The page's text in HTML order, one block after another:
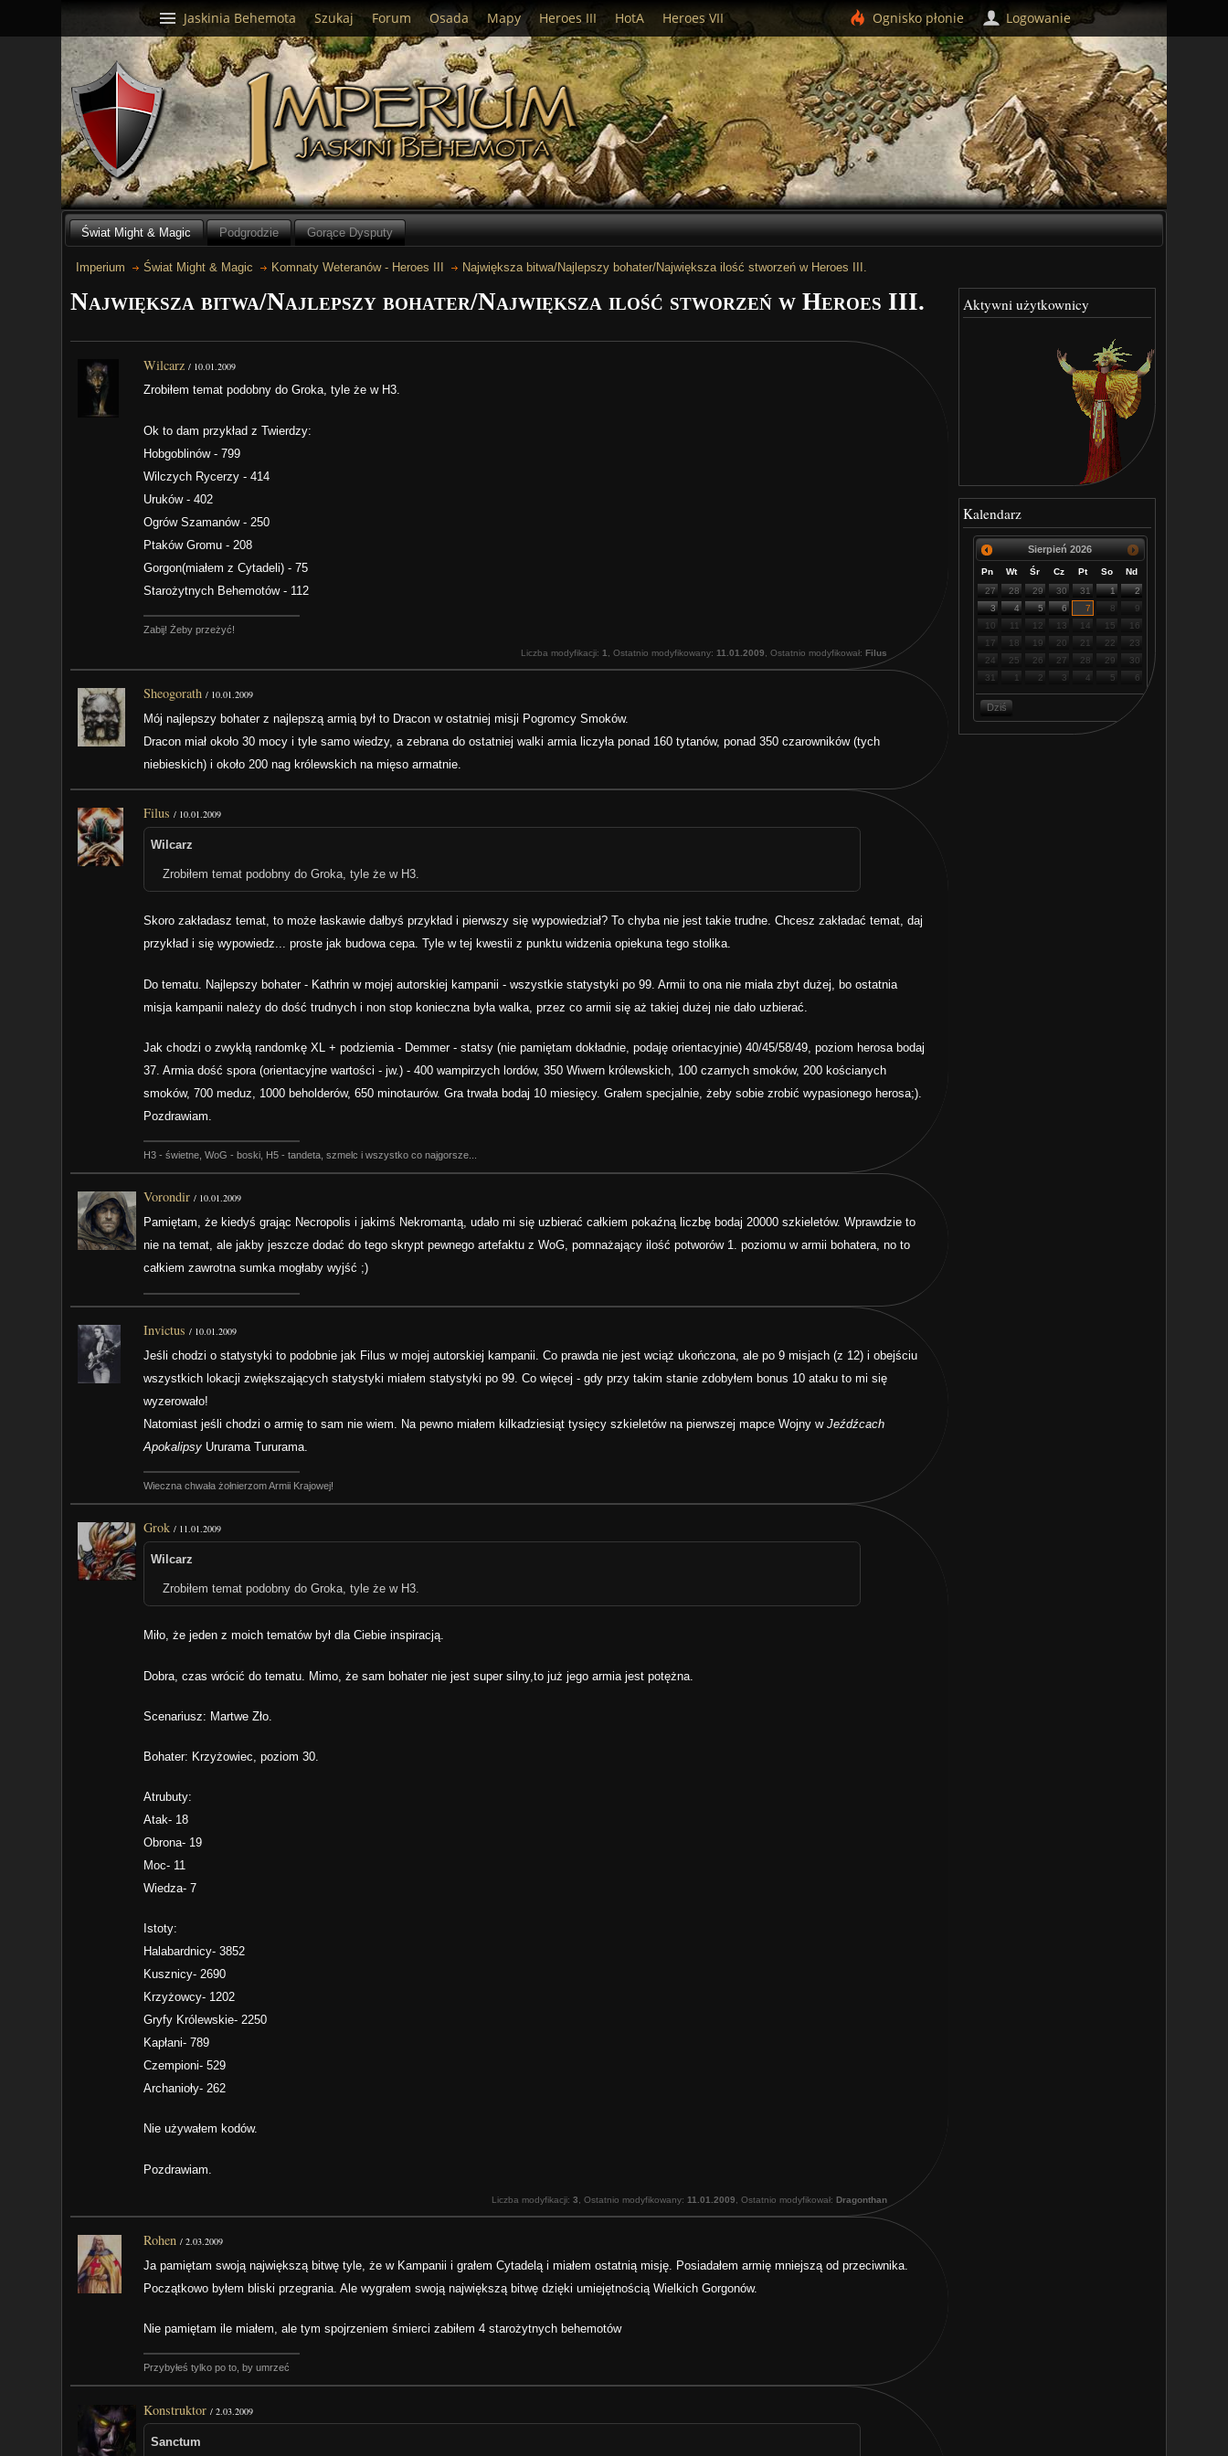
Świat Might & Magic Podgrodzie Gorące Dysputy
Imperium Świat Might & Magic Komnaty Weteranów - Heroes III Największa bitwa/Najlepszy bohater/Największa ilość stworzeń w Heroes III.
Największa bitwa/Najlepszy bohater/Największa ilość stworzeń w Heroes III.
Wilcarz / 10.01.2009
Zrobiłem temat podobny do Groka, tyle że w H3.
Ok to dam przykład z Twierdzy:
Hobgoblinów - 799
Wilczych Rycerzy - 414
Uruków - 402
Ogrów Szamanów - 250
Ptaków Gromu - 208
Gorgon(miałem z Cytadeli) - 75
Starożytnych Behemotów - 112
Zabij! Żeby przeżyć!
Liczba modyfikacji:1 , Ostatnio modyfikowany: 11.01.2009 , Ostatnio modyfikował:Filus
Sheogorath / 10.01.2009
Mój najlepszy bohater z najlepszą armią był to Dracon w ostatniej misji Pogromcy Smoków.
Dracon miał około 30 mocy i tyle samo wiedzy, a zebrana do ostatniej walki armia liczyła ponad 160 tytanów, ponad 350 czarowników (tych
niebieskich) i około 200 nag królewskich na mięso armatnie.
Filus / 10.01.2009
Wilcarz
Zrobiłem temat podobny do Groka, tyle że w H3.
Skoro zakładasz temat, to może łaskawie dałbyś przykład i pierwszy się wypowiedział? To chyba nie jest takie trudne. Chcesz zakładać temat, daj
przykład i się wypowiedz... proste jak budowa cepa. Tyle w tej kwestii z punktu widzenia opiekuna tego stolika.
Do tematu. Najlepszy bohater - Kathrin w mojej autorskiej kampanii - wszystkie statystyki po 99. Armii to ona nie miała zbyt dużej, bo ostatnia
misja kampanii należy do dość trudnych i non stop konieczna była walka, przez co armii się aż takiej dużej nie dało uzbierać.
Jak chodzi o zwykłą randomkę XL + podziemia - Demmer - statsy (nie pamiętam dokładnie, podaję orientacyjnie) 40/45/58/49, poziom herosa bodaj
37. Armia dość spora (orientacyjne wartości - jw.) - 400 wampirzych lordów, 350 Wiwern królewskich, 100 czarnych smoków, 200 kościanych
smoków, 700 meduz, 1000 beholderów, 650 minotaurów. Gra trwała bodaj 10 miesięcy. Grałem specjalnie, żeby sobie zrobić wypasionego herosa;).
Pozdrawiam.
H3 - świetne, WoG - boski, H5 - tandeta, szmelc i wszystko co najgorsze...
Vorondir / 10.01.2009
Pamiętam, że kiedyś grając Necropolis i jakimś Nekromantą, udało mi się uzbierać całkiem pokaźną liczbę bodaj 20000 szkieletów. Wprawdzie to
nie na temat, ale jakby jeszcze dodać do tego skrypt pewnego artefaktu z WoG, pomnażający ilość potworów 1. poziomu w armii bohatera, no to
całkiem zawrotna sumka mogłaby wyjść ;)
Invictus / 10.01.2009
Jeśli chodzi o statystyki to podobnie jak Filus w mojej autorskiej kampanii. Co prawda nie jest wciąż ukończona, ale po 9 misjach (z 12) i obejściu
wszystkich lokacji zwiększających statystyki miałem statystyki po 99. Co więcej - gdy przy takim stanie zdobyłem bonus 10 ataku to mi się
wyzerowało!
Natomiast jeśli chodzi o armię to sam nie wiem. Na pewno miałem kilkadziesiąt tysięcy szkieletów na pierwszej mapce Wojny wJeźdźcach
Apokalipsy Ururama Tururama.
Wieczna chwała żołnierzom Armii Krajowej!
Grok / 11.01.2009
Wilcarz
Zrobiłem temat podobny do Groka, tyle że w H3.
Miło, że jeden z moich tematów był dla Ciebie inspiracją.
Dobra, czas wrócić do tematu. Mimo, że sam bohater nie jest super silny,to już jego armia jest potężna.
Scenariusz: Martwe Zło.
Bohater: Krzyżowiec, poziom 30.
Atrubuty:
Atak- 18
Obrona- 19
Moc- 11
Wiedza- 7
Istoty:
Halabardnicy- 3852
Kusznicy- 2690
Krzyżowcy- 1202
Gryfy Królewskie- 2250
Kapłani- 789
Czempioni- 529
Archanioły- 262
Nie używałem kodów.
Pozdrawiam.
Liczba modyfikacji:3 , Ostatnio modyfikowany:11.01.2009 , Ostatnio modyfikował:Dragonthan
Rohen /2.03.2009
Ja pamiętam swoją największą bitwę tyle, że w Kampanii i grałem Cytadelą i miałem ostatnią misję. Posiadałem armię mniejszą od przeciwnika.
Początkowo byłem bliski przegrania. Ale wygrałem swoją największą bitwę dzięki umiejętnością Wielkich Gorgonów.
Nie pamiętam ile miałem, ale tym spojrzeniem śmierci zabiłem 4 starożytnych behemotów
Przybyłeś tylko po to, by umrzeć
Konstruktor /2.03.2009
Sanctum
Aktywni użytkownicy
Kalendarz
Sierpień 2026
Pn Wt Śr Cz Pt So
Nd
27
28 29 30 31 1
2
3
4 5 6 7 8
9
10
11 12 13 14 15
16
17
18 19 20 21 22
23
24
25 26 27 28 29
30
31
1 2 3 4 5 6
Dziś
Jaskinia Behemota Szukaj Forum Osada Mapy Heroes III HotA Heroes VII Ognisko płonie Logowanie